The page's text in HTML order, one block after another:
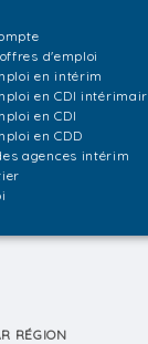
d'emploi
en intérim
en CDI
en CDI
en CDD
agences intérim
RÉGION